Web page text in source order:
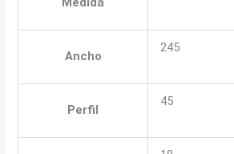
Ancho
245
Perfil
45